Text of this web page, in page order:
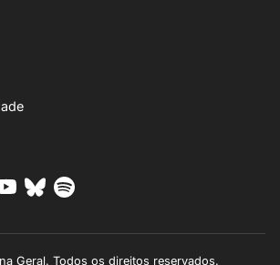
Geral. Todos os direitos reservados.